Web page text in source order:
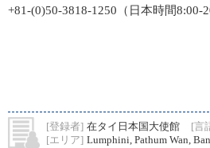
+81-(0)50-3818-1250（日本時間8:00-
[登録者] 在タイ日本国大使館 [言
[エリア] Lumphini, Pathum Wan,